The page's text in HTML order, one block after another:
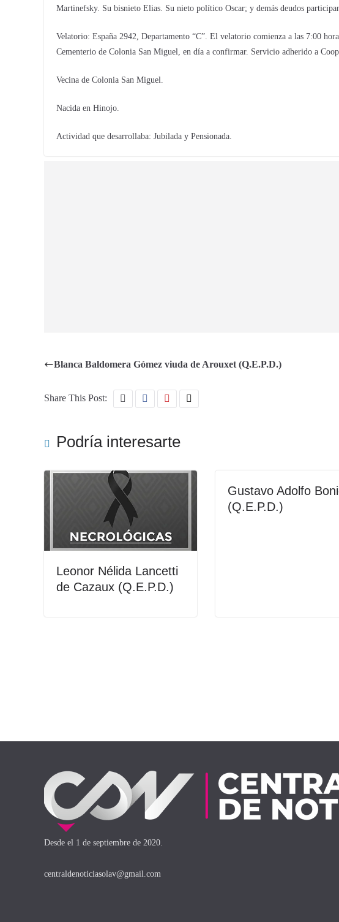
Martinefsky. Su bisnieto Elias. Su nieto político Oscar; y demás deudos
Velatorio: España 2942, Departamento “C”. El velatorio comienza a las 7:00
Cementerio de Colonia San Miguel, en día a confirmar. Servicio adherido a
Vecina de Colonia San Miguel.
Nacida en Hinojo.
Actividad que desarrollaba: Jubilada y Pensionada.
Blanca Baldomera Gómez viuda de Arouxet (Q.E.P.D.)
Share This Post:
Podría interesarte
Leonor Nélida Lancetti
de Cazaux (Q.E.P.D.)
Gustavo Adolfo
(Q.E.P.D.)
Desde el 1 de septiembre de 2020.
centraldenoticiasolav@gmail.com